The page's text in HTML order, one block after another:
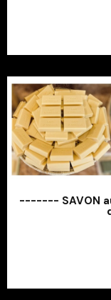
------- SAVON